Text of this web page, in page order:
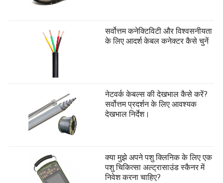
सर्वोत्तम कनेक्टिविटी और विश्वसनीयता
के लिए आदर्श केबल कनेक्टर कैसे चुनें
नेटवर्क केबल्स की देखभाल कैसे करें?
सर्वोत्तम प्रदर्शन के लिए आवश्यक
देखभाल निर्देश।
क्या मुझे अपने पशु क्लिनिक के लिए एक
पशु चिकित्सा अल्ट्रासाउंड स्कैनर में
निवेश करना चाहिए?